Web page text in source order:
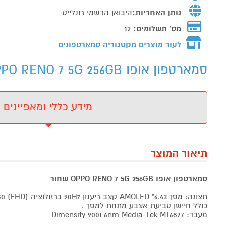
נותן האחריות:היבואן הרשמי רונלייט
מס' תשלומים:12
לעוד מוצרים מקטגוריה סמארטפונים
סמארטפון אופו OPPO RENO 7 5G 256GB שחור - מידע נוסף
מידע כללי ומאפיינים
תיאור המוצר
סמארטפון אופו OPPO RENO 7 5G 256GB שחור
תצוגה: מסך 6.43" AMOLED קצב ריענון 90Hz ברזולוציה 2400x1080 (FHD) וGorilla Glass 5
כולל חיישן טביעת אצבע מתחת למסך .
מעבד: 6nm Media-Tek MT6877 וDimensity 900